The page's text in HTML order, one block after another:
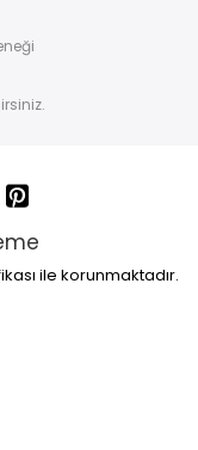
ile korunmaktadır.